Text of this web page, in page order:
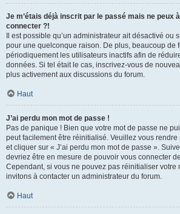
Je m’étais déjà inscrit par le passé mais ne peux
connecter ?!
Il est possible qu’un administrateur ait désactivé ou
pour une quelconque raison. De plus, beaucoup de
périodiquement les utilisateurs inactifs afin de
données. Si tel était le cas, inscrivez-vous de
plus activement aux discussions du forum.
Haut
J’ai perdu mon mot de passe !
Pas de panique ! Bien que votre mot de passe ne
peut facilement être réinitialisé. Veuillez vous
et cliquer sur « J’ai perdu mon mot de passe ».
devriez être en mesure de pouvoir vous connecter
Cependant, si vous ne pouvez pas réinitialiser votre
invitons à contacter un administrateur du forum.
Haut